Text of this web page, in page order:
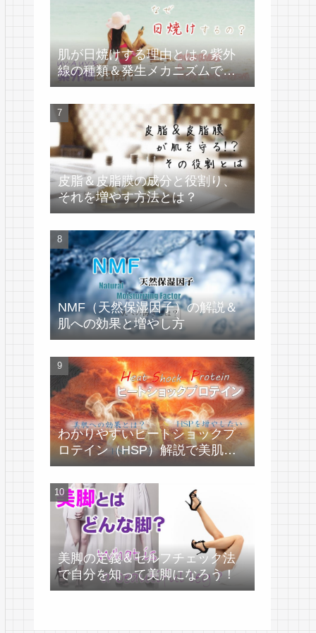
肌が日焼けする理由とは？紫外
線の種類＆発生メカニズムで学
ぶ
皮脂＆皮脂膜の成分と役割り、
それを増やす方法とは？
NMF（天然保湿因子）の解説＆
肌への効果と増やし方
わかりやすいヒートショックプ
ロテイン（HSP）解説で美肌づ
くり！
美脚の定義＆セルフチェック法
で自分を知って美脚になろう！